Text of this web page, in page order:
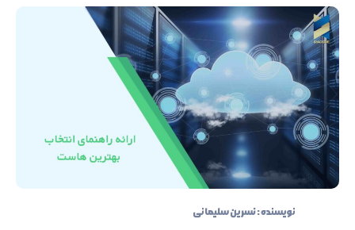
نویسنده :نسرین سلیمانی